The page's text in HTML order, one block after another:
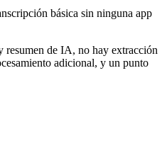
básica sin ninguna app
resumen de IA, no hay extracción
adicional, y un punto